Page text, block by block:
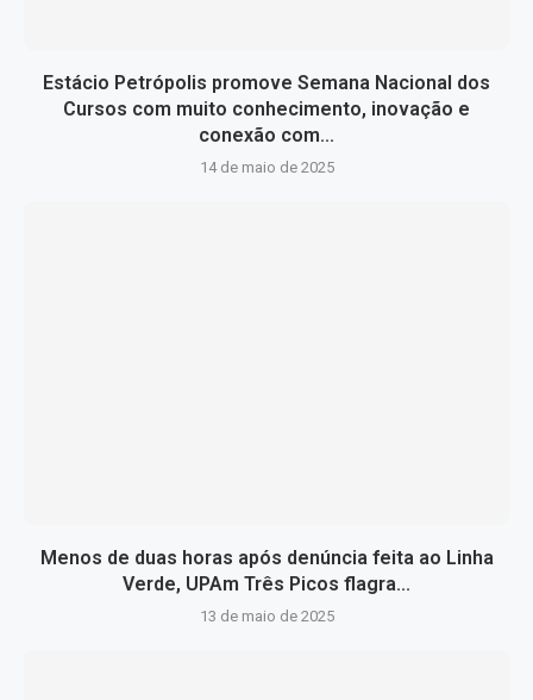
Estácio Petrópolis promove Semana Nacional dos
Cursos com muito conhecimento, inovação e
conexão com...
14 de maio de 2025
Menos de duas horas após denúncia feita ao Linha
Verde, UPAm Três Picos flagra...
13 de maio de 2025